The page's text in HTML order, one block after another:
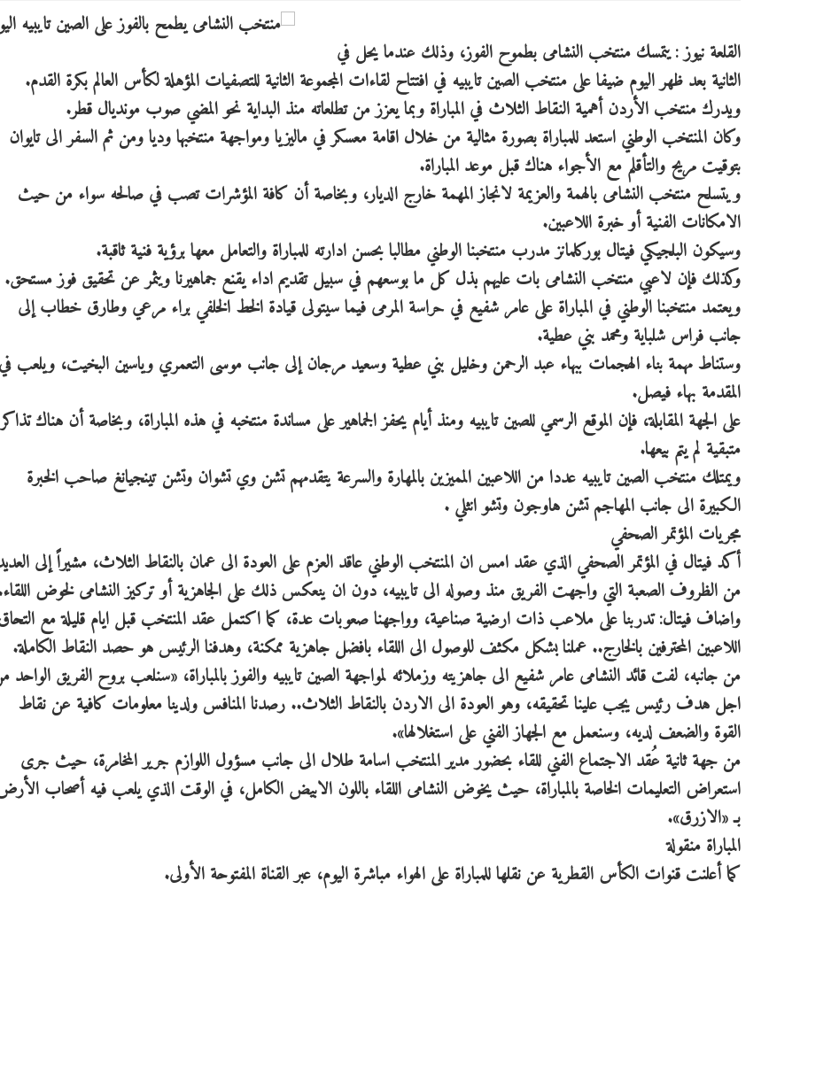
القلعة نيوز : يتمسك منتخب النشامى بطموح الفوز، وذلك عندما يحل في
الثانية بعد ظهر اليوم ضيفا على منتخب الصين تايبيه في افتتاح لقاءات المجموعة الثانية للتصفيات المؤهلة لكأس العالم بكرة القدم.
ويدرك منتخب الأردن أهمية النقاط الثلاث في المباراة وبما يعزز من تطلعاته منذ البداية نحو المضي صوب مونديال قطر.
وكان المنتخب الوطني استعد للمباراة بصورة مثالية من خلال اقامة معسكر في ماليزيا ومواجهة منتخبها وديا ومن ثم السفر الى تايوان
بتوقيت مريح والتأقلم مع الأجواء هناك قبل موعد المباراة.
ويتسلح منتخب النشامى بالهمة والعزيمة لانجاز المهمة خارج الديار، وبخاصة أن كافة المؤشرات تصب في صالحه سواء من حيث
الامكانات الفنية أو خبرة اللاعبين.
وسيكون البلجيكي فيتال بوركلمانز مدرب منتخبنا الوطني مطالبا بحسن ادارته للمباراة والتعامل معها برؤية فنية ثاقبة.
وكذلك فإن لاعبي منتخب النشامى بات عليهم بذل كل ما بوسعهم في سبيل تقديم اداء يقنع جماهيرنا ويثمر عن تحقيق فوز مستحق.
ويعتمد منتخبنا الوطني في المباراة على عامر شفيع في حراسة المرمى فيما سيتولى قيادة الخط الخلفي براء مرعي وطارق خطاب إلى
جانب فراس شلباية ومحمد بني عطية.
وستناط مهمة بناء الهجمات ببهاء عبد الرحمن وخليل بني عطية وسعيد مرجان إلى جانب موسى التعمري وياسين البخيت، ويلعب في
المقدمة بهاء فيصل.
على الجهة المقابلة، فإن الموقع الرسمي للصين تايبيه ومنذ أيام يحفز الجماهير على مساندة منتخبه في هذه المباراة، وبخاصة أن هناك تذاكر
متبقية لم يتم بيعها.
ويمتلك منتخب الصين تايبيه عددا من اللاعبين المميزين بالمهارة والسرعة يتقدمهم تشن وي تشوان وتشن تينجيانغ صاحب الخبرة
الكبيرة الى جانب المهاجم تشن هاوجون وتشو انثلي .
مجريات المؤتمر الصحفي
أكد فيتال في المؤتمر الصحفي الذي عقد امس ان المنتخب الوطني عاقد العزم على العودة الى عمان بالنقاط الثلاث، مشيراً إلى
من الظروف الصعبة التي واجهت الفريق منذ وصوله الى تايبيه، دون ان ينعكس ذلك على الجاهزية أو تركيز النشامى لخوض
واضاف فيتال: تدربنا على ملاعب ذات ارضية صناعية، وواجهنا صعوبات عدة، كما اكتمل عقد المنتخب قبل ايام قليلة مع
اللاعبين المحترفين بالخارج.. عملنا بشكل مكثف للوصول الى اللقاء بافضل جاهزية ممكنة، وهدفنا الرئيس هو حصد النقاط الكاملة.
من جانبه، لفت قائد النشامى عامر شفيع الى جاهزيته وزملائه لمواجهة الصين تايبيه والفوز بالمباراة، «سنلعب بروح الفريق الواحد
اجل هدف رئيس يجب علينا تحقيقه، وهو العودة الى الاردن بالنقاط الثلاث.. رصدنا المنافس ولدينا معلومات كافية عن نقاط
القوة والضعف لديه، وسنعمل مع الجهاز الفني على استغلالها».
من جهة ثانية عُقد الاجتماع الفني للقاء بحضور مدير المنتخب اسامة طلال الى جانب مسؤول اللوازم جرير المخامرة، حيث جرى
استعراض التعليمات الخاصة بالمباراة، حيث يخوض النشامى اللقاء باللون الابيض الكامل، في الوقت الذي يلعب فيه أصحاب
بـ «الازرق».
المباراة منقولة
كما أعلنت قنوات الكأس القطرية عن نقلها للمباراة على الهواء مباشرة اليوم، عبر القناة المفتوحة الأولى.